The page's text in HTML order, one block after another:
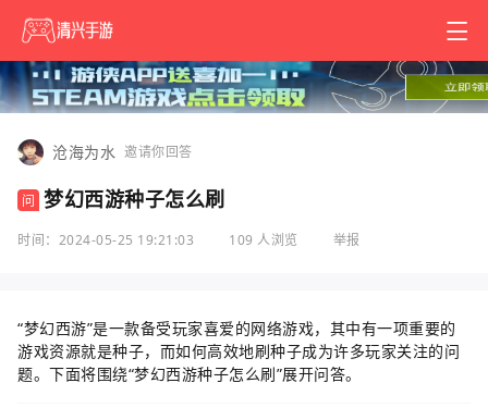
沧海为水 邀请你回答
问 梦幻西游种子怎么刷
时间：2024-05-25 19:21:03 109 人浏览 举报
“梦幻西游”是一款备受玩家喜爱的网络游戏，其中有一项重要的
游戏资源就是种子，而如何高效地刷种子成为许多玩家关注的问
题。下面将围绕“梦幻西游种子怎么刷”展开问答。